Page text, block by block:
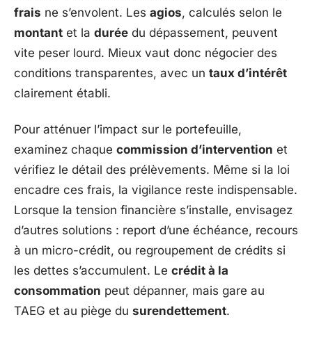
frais ne s’envolent. Les agios, calculés selon le
montant et la durée du dépassement, peuvent
vite peser lourd. Mieux vaut donc négocier des
conditions transparentes, avec un taux d’intérêt
clairement établi.
Pour atténuer l’impact sur le portefeuille,
examinez chaque commission d’intervention et
vérifiez le détail des prélèvements. Même si la loi
encadre ces frais, la vigilance reste indispensable.
Lorsque la tension financière s’installe, envisagez
d’autres solutions : report d’une échéance, recours
à un micro-crédit, ou regroupement de crédits si
les dettes s’accumulent. Le crédit à la
consommation peut dépanner, mais gare au
TAEG et au piège du surendettement.